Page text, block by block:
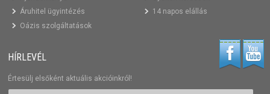
Áruhitel ügyintézés
Oázis szolgáltatások
14 napos elállás
HÍRLEVÉL
Értesülj elsőként aktuális akcióinkról!